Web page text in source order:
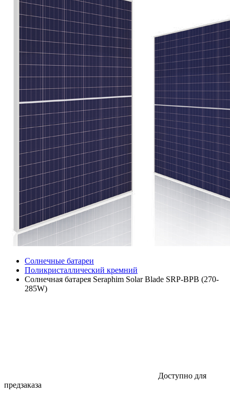
Солнечные батареи
Поликристаллический кремний
Солнечная батарея Seraphim Solar Blade SRP-BPB (270-
285W)
Доступно для
предзаказа